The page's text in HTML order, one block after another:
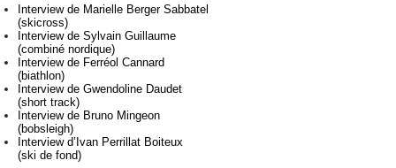
Interview de Marielle Berger Sabbatel
(skicross)
Interview de Sylvain Guillaume
(combiné nordique)
Interview de Ferréol Cannard
(biathlon)
Interview de Gwendoline Daudet
(short track)
Interview de Bruno Mingeon
(bobsleigh)
Interview d’Ivan Perrillat Boiteux
(ski de fond)